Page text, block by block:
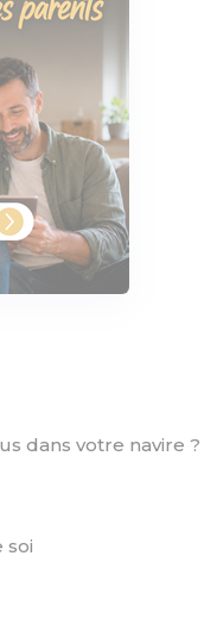
dans votre navire ?
soi